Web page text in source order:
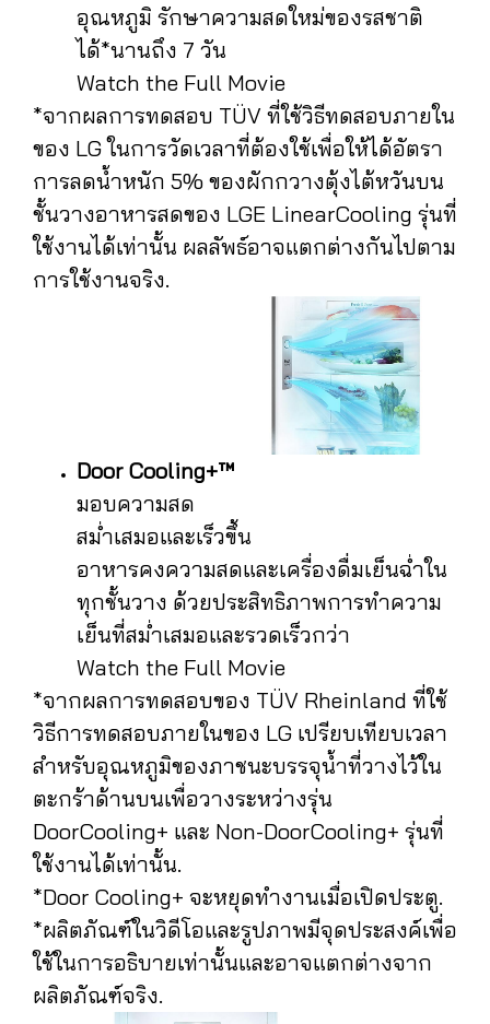
อุณหภูมิ รักษาความสดใหม่ของรสชาติ
ได้*นานถึง 7 วัน
Watch the Full Movie
*จากผลการทดสอบ TÜV ที่ใช้วิธีทดสอบภายใน
ของ LG ในการวัดเวลาที่ต้องใช้เพื่อให้ได้อัตรา
การลดน้ำหนัก 5% ของผักกวางตุ้งไต้หวันบน
ชั้นวางอาหารสดของ LGE LinearCooling รุ่นที่
ใช้งานได้เท่านั้น ผลลัพธ์อาจแตกต่างกันไปตาม
การใช้งานจริง.
Door Cooling+™
มอบความสด
สม่ำเสมอและเร็วขึ้น
อาหารคงความสดและเครื่องดื่มเย็นฉ่ำใน
ทุกชั้นวาง ด้วยประสิทธิภาพการทำความ
เย็นที่สม่ำเสมอและรวดเร็วกว่า
Watch the Full Movie
*จากผลการทดสอบของ TÜV Rheinland ที่ใช้
วิธีการทดสอบภายในของ LG เปรียบเทียบเวลา
สำหรับอุณหภูมิของภาชนะบรรจุน้ำที่วางไว้ใน
ตะกร้าด้านบนเพื่อวางระหว่างรุ่น
DoorCooling+ และ Non-DoorCooling+ รุ่นที่
ใช้งานได้เท่านั้น.
*Door Cooling+ จะหยุดทำงานเมื่อเปิดประตู.
*ผลิตภัณฑ์ในวิดีโอและรูปภาพมีจุดประสงค์เพื่อ
ใช้ในการอธิบายเท่านั้นและอาจแตกต่างจาก
ผลิตภัณฑ์จริง.